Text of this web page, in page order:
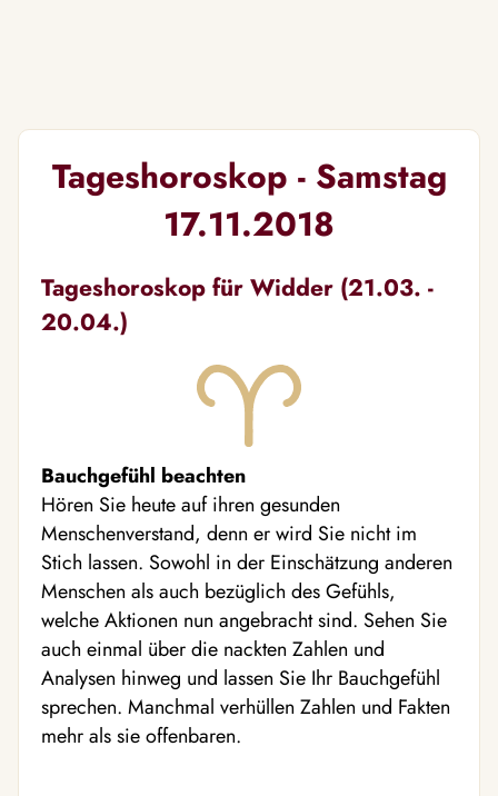
Tageshoroskop - Samstag
17.11.2018
Tageshoroskop für Widder (21.03. -
20.04.)
Bauchgefühl beachten
Hören Sie heute auf ihren gesunden
Menschenverstand, denn er wird Sie nicht im
Stich lassen. Sowohl in der Einschätzung anderen
Menschen als auch bezüglich des Gefühls,
welche Aktionen nun angebracht sind. Sehen Sie
auch einmal über die nackten Zahlen und
Analysen hinweg und lassen Sie Ihr Bauchgefühl
sprechen. Manchmal verhüllen Zahlen und Fakten
mehr als sie offenbaren.